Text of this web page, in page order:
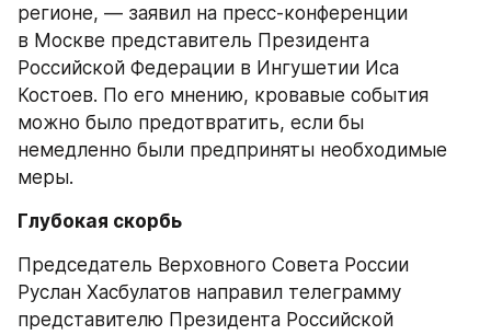
регионе, — заявил на пресс-конференции
в Москве представитель Президента
Российской Федерации в Ингушетии Иса
Костоев. По его мнению, кровавые события
можно было предотвратить, если бы
немедленно были предприняты необходимые
меры.
Глубокая скорбь
Председатель Верховного Совета России
Руслан Хасбулатов направил телеграмму
представителю Президента Российской